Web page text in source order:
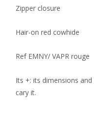
Zipper closure
Hair-on red cowhide
Ref EMNY/ VAPR rouge
Its +: its dimensions
cary it.